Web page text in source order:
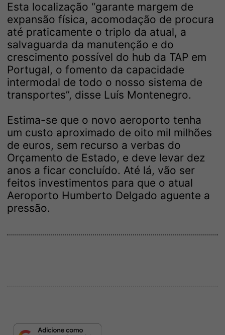
Esta localização “garante margem de
expansão física, acomodação de procura
até praticamente o triplo da atual, a
salvaguarda da manutenção e do
crescimento possível do hub da TAP em
Portugal, o fomento da capacidade
intermodal de todo o nosso sistema de
transportes”, disse Luís Montenegro.
Estima-se que o novo aeroporto tenha
um custo aproximado de oito mil milhões
de euros, sem recurso a verbas do
Orçamento de Estado, e deve levar dez
anos a ficar concluído. Até lá, vão ser
feitos investimentos para que o atual
Aeroporto Humberto Delgado aguente a
pressão.